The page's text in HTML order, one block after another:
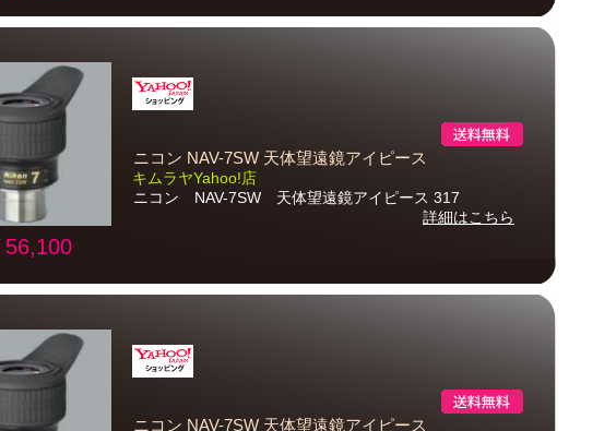
56,100
ニコン NAV-7SW 天体望遠鏡アイピース
キムラヤYahoo!店
ニコン NAV-7SW 天体望遠鏡アイピース 317
詳細はこちら
ニコン NAV-7SW 天体望遠鏡アイピース